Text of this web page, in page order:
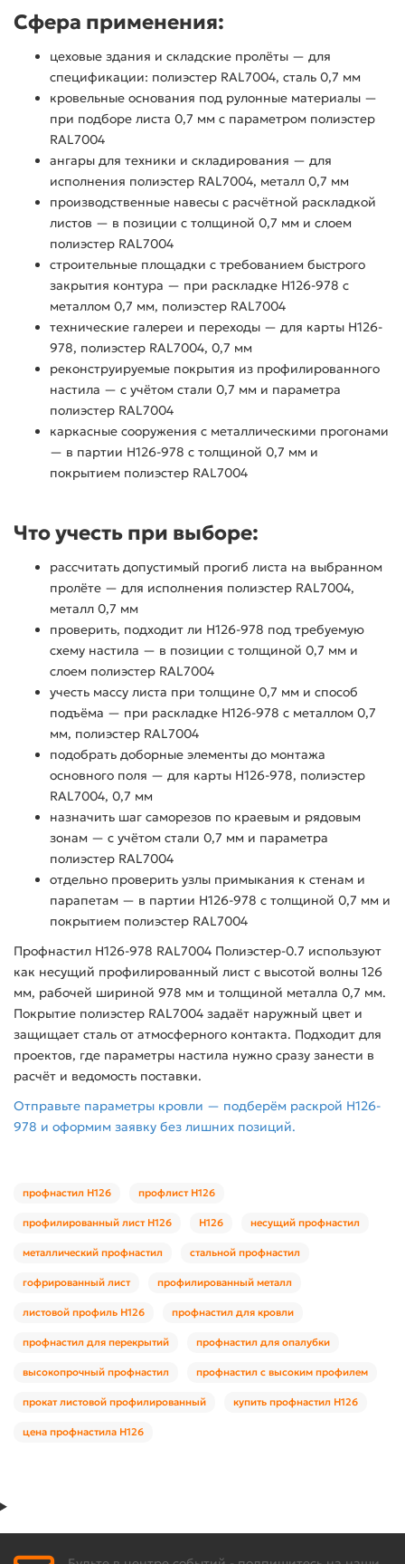
Сфера применения:
цеховые здания и складские пролёты — для
спецификации: полиэстер RAL7004, сталь 0,7 мм
кровельные основания под рулонные материалы —
при подборе листа 0,7 мм с параметром полиэстер
RAL7004
ангары для техники и складирования — для
исполнения полиэстер RAL7004, металл 0,7 мм
производственные навесы с расчётной раскладкой
листов — в позиции с толщиной 0,7 мм и слоем
полиэстер RAL7004
строительные площадки с требованием быстрого
закрытия контура — при раскладке Н126-978 с
металлом 0,7 мм, полиэстер RAL7004
технические галереи и переходы — для карты Н126-
978, полиэстер RAL7004, 0,7 мм
реконструируемые покрытия из профилированного
настила — с учётом стали 0,7 мм и параметра
полиэстер RAL7004
каркасные сооружения с металлическими прогонами
— в партии Н126-978 с толщиной 0,7 мм и
покрытием полиэстер RAL7004
Что учесть при выборе:
рассчитать допустимый прогиб листа на выбранном
пролёте — для исполнения полиэстер RAL7004,
металл 0,7 мм
проверить, подходит ли Н126-978 под требуемую
схему настила — в позиции с толщиной 0,7 мм и
слоем полиэстер RAL7004
учесть массу листа при толщине 0,7 мм и способ
подъёма — при раскладке Н126-978 с металлом 0,7
мм, полиэстер RAL7004
подобрать доборные элементы до монтажа
основного поля — для карты Н126-978, полиэстер
RAL7004, 0,7 мм
назначить шаг саморезов по краевым и рядовым
зонам — с учётом стали 0,7 мм и параметра
полиэстер RAL7004
отдельно проверить узлы примыкания к стенам и
парапетам — в партии Н126-978 с толщиной 0,7 мм и
покрытием полиэстер RAL7004
Профнастил Н126-978 RAL7004 Полиэстер-0.7 используют
как несущий профилированный лист с высотой волны 126
мм, рабочей шириной 978 мм и толщиной металла 0,7 мм.
Покрытие полиэстер RAL7004 задаёт наружный цвет и
защищает сталь от атмосферного контакта. Подходит для
проектов, где параметры настила нужно сразу занести в
расчёт и ведомость поставки.
Отправьте параметры кровли — подберём раскрой Н126-
978 и оформим заявку без лишних позиций.
профнастил Н126 профлист Н126
профилированный лист Н126 Н126 несущий профнастил
металлический профнастил стальной профнастил
гофрированный лист профилированный металл
листовой профиль Н126 профнастил для кровли
профнастил для перекрытий профнастил для опалубки
высокопрочный профнастил профнастил с высоким профилем
прокат листовой профилированный купить профнастил Н126
цена профнастила Н126